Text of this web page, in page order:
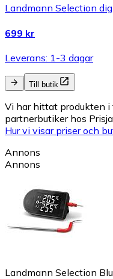
Landmann Selection
699 kr
Leverans: 1-3 dagar
Till butik
Vi har hittat produkten
partnerbutiker hos
Hur vi visar priser och
Annons
Annons
Landmann Selection